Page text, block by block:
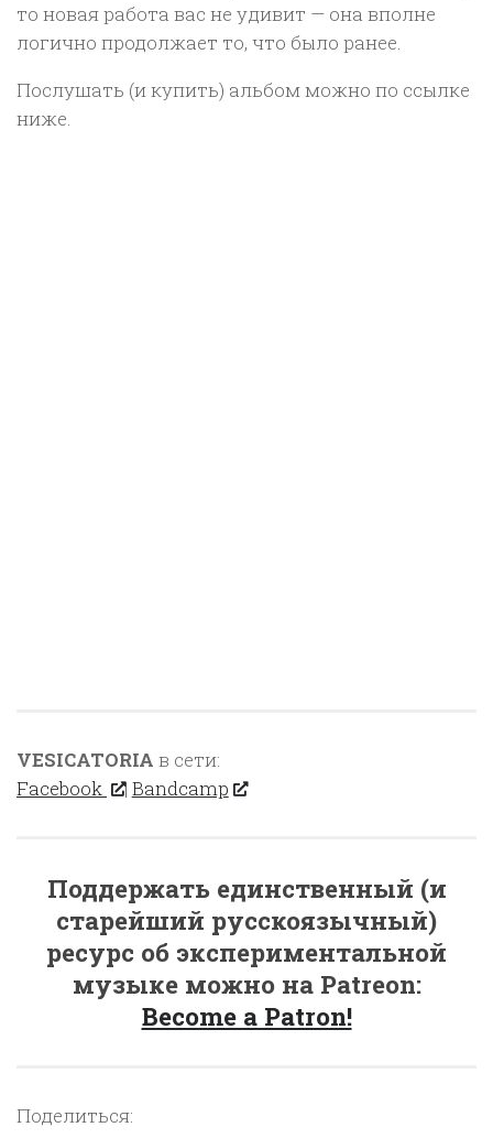
то новая работа вас не удивит — она вполне
логично продолжает то, что было ранее.
Послушать (и купить) альбом можно по ссылке
ниже.
VESICATORIA в сети:
Facebook
| Bandcamp
Поддержать единственный (и
старейший русскоязычный)
ресурс об экспериментальной
музыке можно на Patreon:
Become a Patron!
Поделиться: